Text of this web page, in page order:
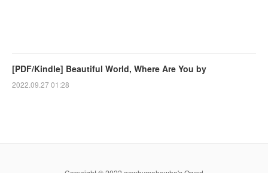
[PDF/Kindle] Beautiful World, Where Are You by
2022.09.27 01:28